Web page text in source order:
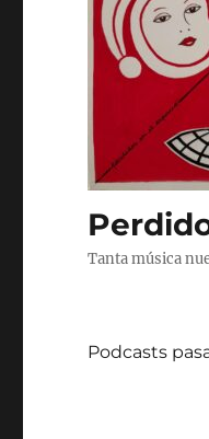
Tanta música
Podcasts